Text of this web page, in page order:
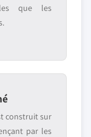
que les
construit sur
par les